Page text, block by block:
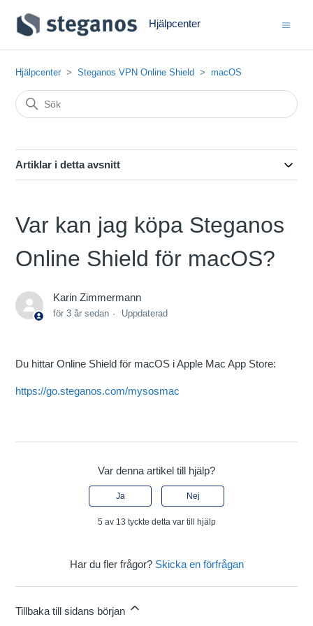
Hjälpcenter
Hjälpcenter Steganos VPN Online Shield macOS
Artiklar i detta avsnitt
Var kan jag köpa Steganos
Online Shield för macOS?
Karin Zimmermann
för 3 år sedan Uppdaterad
Du hittar Online Shield för macOS i Apple Mac App Store:
https://go.steganos.com/mysosmac
Var denna artikel till hjälp?
Ja Nej
5 av 13 tyckte detta var till hjälp
Har du fler frågor? Skicka en förfrågan
Tillbaka till sidans början